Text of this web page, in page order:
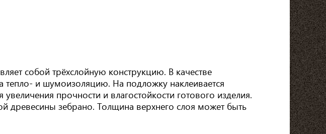
собой трёхслойную конструкцию. В качестве
и шумоизоляцию. На подложку наклеивается
прочности и влагостойкости готового изделия.
древесины зебрано. Толщина верхнего слоя может быть